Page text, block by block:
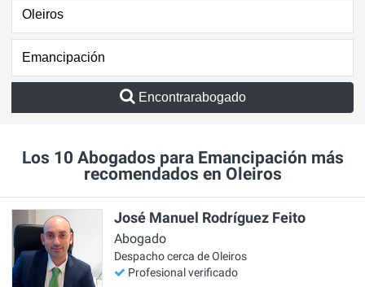
Encontrarabogado
Los 10 Abogados para Emancipación más
recomendados en Oleiros
José Manuel Rodríguez Feito
Abogado
Despacho cerca de Oleiros
Profesional verificado